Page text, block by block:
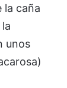
la caña
unos